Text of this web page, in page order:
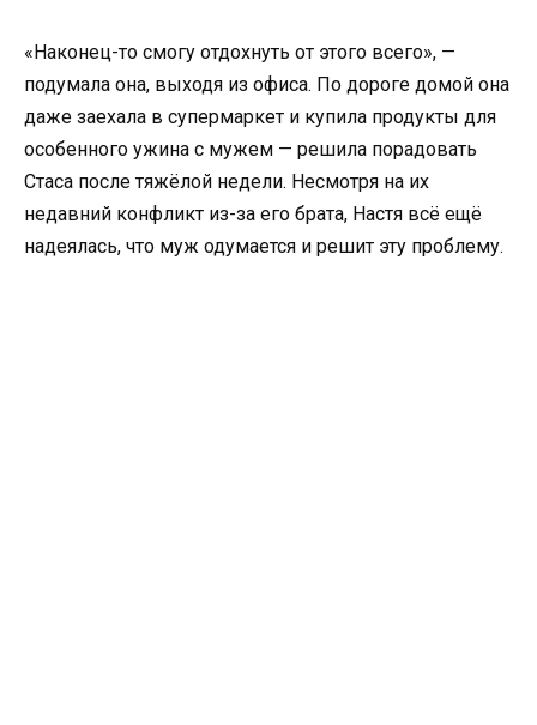
«Наконец-то смогу отдохнуть от этого всего», —
подумала она, выходя из офиса. По дороге домой она
даже заехала в супермаркет и купила продукты для
особенного ужина с мужем — решила порадовать
Стаса после тяжёлой недели. Несмотря на их
недавний конфликт из-за его брата, Настя всё ещё
надеялась, что муж одумается и решит эту проблему.